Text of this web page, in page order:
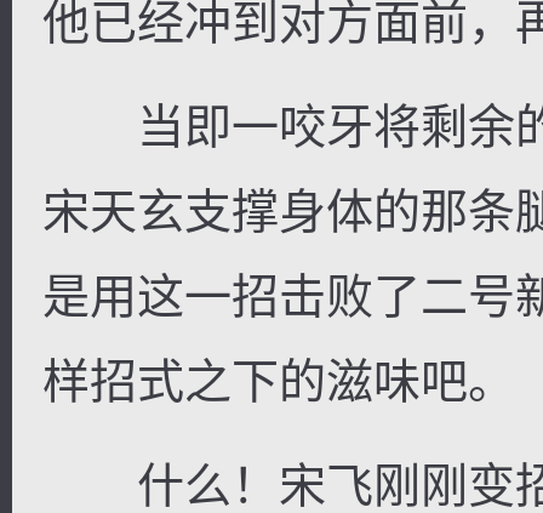
他已经冲到对方面前，
当即一咬牙将剩余
宋天玄支撑身体的那条
是用这一招击败了二号
样招式之下的滋味吧。
什么！宋飞刚刚变